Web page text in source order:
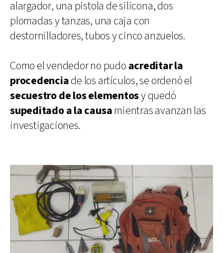
alargador, una pistola de silicona, dos
plomadas y tanzas, una caja con
destornilladores, tubos y cinco anzuelos.
Como el vendedor no pudo acreditar la
procedenciade los artículos, se ordenó el
secuestro de los elementosy quedó
supeditado a la causamientras avanzan las
investigaciones.